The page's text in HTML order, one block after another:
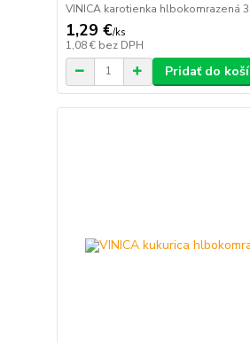
VINICA karotienka hlbokomrazená
1,29 €/ks
1,08 € bez DPH
Pridať do